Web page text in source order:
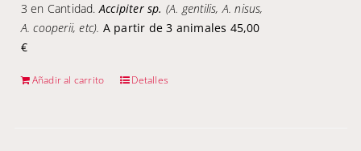
3 en Cantidad.Accipiter sp. (A. gentilis, A. nisus,
A. cooperii, etc). A partir de 3 animales 45,00
€
Añadir al carrito Detalles